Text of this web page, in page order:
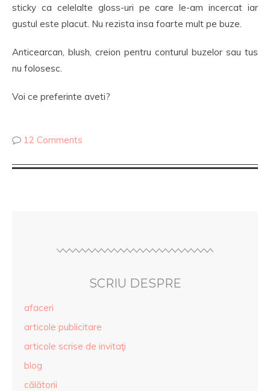
sticky ca celelalte gloss-uri pe care le-am incercat iar
gustul este placut. Nu rezista insa foarte mult pe buze.
Anticearcan, blush, creion pentru conturul buzelor sau tus
nu folosesc.
Voi ce preferinte aveti?
12 Comments
SCRIU DESPRE
afaceri
articole publicitare
articole scrise de invitaţi
blog
călătorii